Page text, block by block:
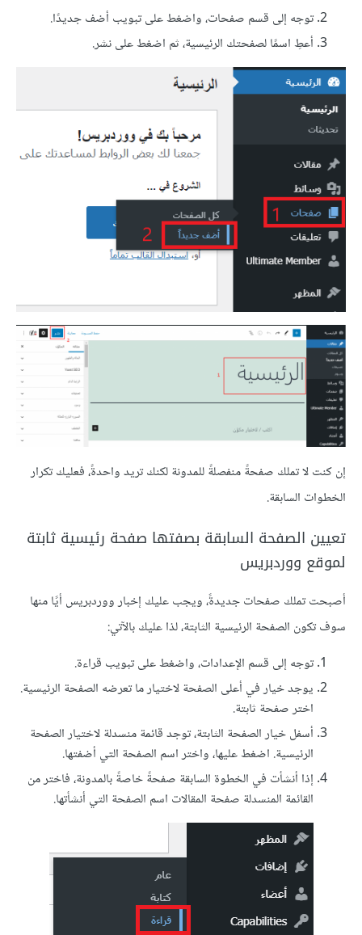
توجه إلى قسم صفحات، واضغط على تبويب أضف جديدًا.
أعطِ اسمًا لصفحتك الرئيسية، ثم اضغط على نشر.
إن كنت لا تملك صفحةً منفصلةً للمدونة لكنك تريد واحدةً، فعليك تكرار
الخطوات السابقة.
تعيين الصفحة السابقة بصفتها صفحة رئيسية ثابتة
لموقع ووردبريس
أصبحت تملك صفحات جديدةً، ويجب عليك إخبار ووردبريس أيًا منها
سوف تكون الصفحة الرئيسية الثابتة، لذا عليك بالآتي:
توجه إلى قسم الإعدادات، واضغط على تبويب قراءة.
يوجد خيار في أعلى الصفحة لاختيار ما تعرضه الصفحة الرئيسية.
اختر صفحة ثابتة.
أسفل خيار الصفحة الثابتة، توجد قائمة منسدلة لاختيار الصفحة
الرئيسية. اضغط عليها، واختر اسم الصفحة التي أضفتها.
إذا أنشأت في الخطوة السابقة صفحةً خاصةً بالمدونة، فاختر من
القائمة المنسدلة صفحة المقالات اسم الصفحة التي أنشأتها.